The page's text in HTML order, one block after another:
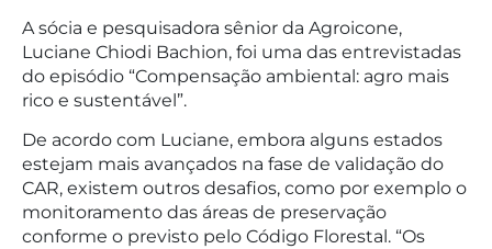
A sócia e pesquisadora sênior da Agroicone,
Luciane Chiodi Bachion, foi uma das entrevistadas
do episódio “Compensação ambiental: agro mais
rico e sustentável”.
De acordo com Luciane, embora alguns estados
estejam mais avançados na fase de validação do
CAR, existem outros desafios, como por exemplo o
monitoramento das áreas de preservação
conforme o previsto pelo Código Florestal. “Os